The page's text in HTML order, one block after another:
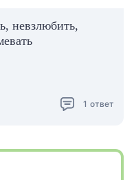
невзлюбить,
1 ответ